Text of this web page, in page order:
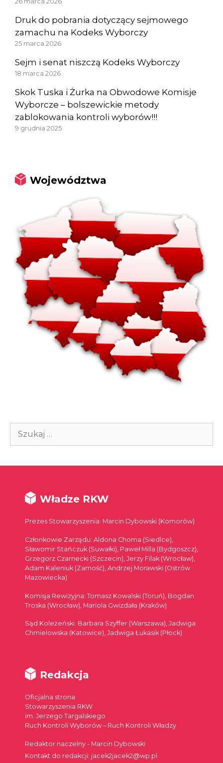
Druk do pobrania dotyczący sejmowego
zamachu na Kodeks Wyborczy
25 marca 2026
Sejm i senat niszczą Kodeks Wyborczy
18 marca 2026
Skok Tuska i Żurka na Obwodowe Komisje
Wyborcze – bolszewickie metody
zablokowania kontroli wyborów!!!
9 grudnia 2025
Województwa
Szukaj:
Władze RKW
Prezes Stowarzyszenia: Marcin Dybowski (Komorów)
Członkowie Zarządu: Aldona Choma (Siedlce),
Sławomir Stańczuk (Suwałki), Paweł Milla (Bydgoszcz),
Grzegorz Czarnecki (Szczecin), Jerzy Filak (Wrocław),
Adam Kaleniuk (Zamość), Andrzej Morawski (Ostrów
Mazowiecka)
Komisja Rewizyjna: Tomasz Kowalski (Toruń), Bogdan
Troska (Wrocław), Mariola Gwizdała (Kraków)
Sąd Koleżeński: Barbara Szyffer (Warszawa), Jadwiga
Chmielowska (Katowice), Jadwiga Łukasik (Płock)
Redakcja
Oficjalna strona
Stowarzyszenia RKW
im. Jerzego Targalskiego
Ruch Kontroli Wyborów – Ruch Kontroli Władzy
Redaktor naczelny - Marcin Dybowski
Kontakt do redakcji: jacek2jacek2@wp.pl